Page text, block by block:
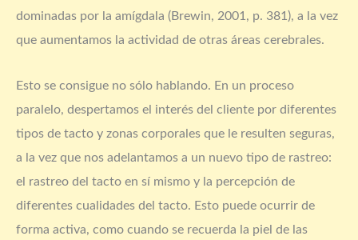
dominadas por la amígdala (Brewin, 2001, p. 381), a la vez
que aumentamos la actividad de otras áreas cerebrales.
Esto se consigue no sólo hablando. En un proceso
paralelo, despertamos el interés del cliente por diferentes
tipos de tacto y zonas corporales que le resulten seguras,
a la vez que nos adelantamos a un nuevo tipo de rastreo:
el rastreo del tacto en sí mismo y la percepción de
diferentes cualidades del tacto. Esto puede ocurrir de
forma activa, como cuando se recuerda la piel de las